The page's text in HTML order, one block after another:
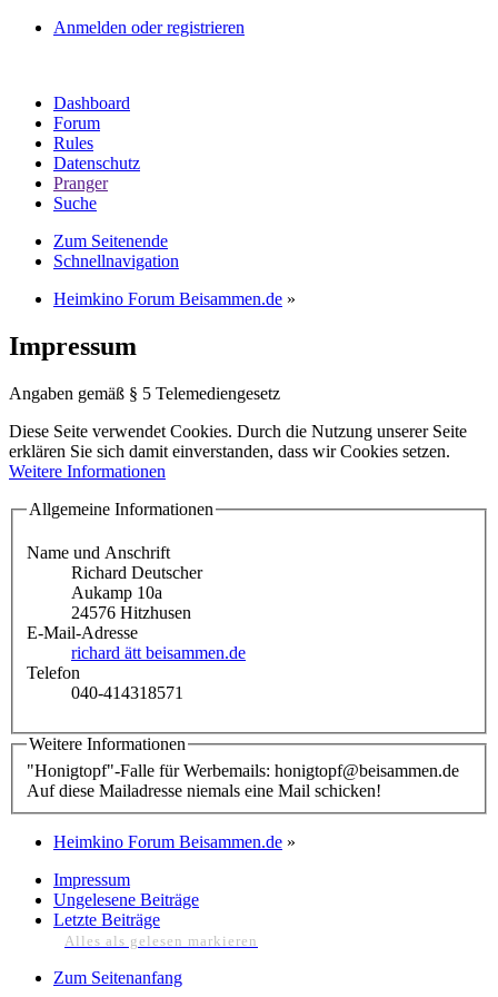
Anmelden oder registrieren
Dashboard
Forum
Rules
Datenschutz
Pranger
Suche
Zum Seitenende
Schnellnavigation
Heimkino Forum Beisammen.de »
Impressum
Angaben gemäß § 5 Telemediengesetz
Diese Seite verwendet Cookies. Durch die Nutzung unserer Seite
erklären Sie sich damit einverstanden, dass wir Cookies setzen.
Weitere Informationen
Allgemeine Informationen
Name und Anschrift
Richard Deutscher
Aukamp 10a
24576 Hitzhusen
E-Mail-Adresse
richard ätt beisammen.de
Telefon
040-414318571
Weitere Informationen
"Honigtopf"-Falle für Werbemails: honigtopf@beisammen.de
Auf diese Mailadresse niemals eine Mail schicken!
Heimkino Forum Beisammen.de »
Impressum
Ungelesene Beiträge
Letzte Beiträge
Alles als gelesen markieren
Zum Seitenanfang